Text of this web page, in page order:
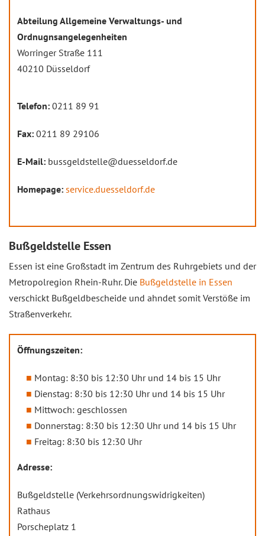
Abteilung Allgemeine Verwaltungs- und
Ordnugnsangelegenheiten
Worringer Straße 111
40210 Düsseldorf
Telefon: 0211 89 91
Fax: 0211 89 29106
E-Mail: bussgeldstelle@duesseldorf.de
Homepage: service.duesseldorf.de
Bußgeldstelle Essen
Essen ist eine Großstadt im Zentrum des Ruhrgebiets und der
Metropolregion Rhein-Ruhr. Die Bußgeldstelle in Essen
verschickt Bußgeldbescheide und ahndet somit Verstöße im
Straßenverkehr.
Öffnungszeiten:
Montag: 8:30 bis 12:30 Uhr und 14 bis 15 Uhr
Dienstag: 8:30 bis 12:30 Uhr und 14 bis 15 Uhr
Mittwoch: geschlossen
Donnerstag: 8:30 bis 12:30 Uhr und 14 bis 15 Uhr
Freitag: 8:30 bis 12:30 Uhr
Adresse:
Bußgeldstelle (Verkehrsordnungswidrigkeiten)
Rathaus
Porscheplatz 1